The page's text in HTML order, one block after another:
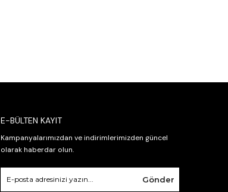
E-BÜLTEN KAYIT
Kampanyalarımızdan ve indirimlerimizden güncel
olarak haberdar olun.
Gönder